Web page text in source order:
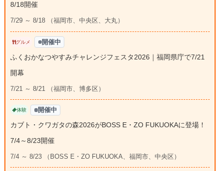
8/18開催
7/29 ～ 8/18 （福岡市、中央区、大丸）
グルメ 開催中
ふくおかなつやすみチャレンジフェスタ2026｜福岡県庁で7/21
開幕
7/21 ～ 8/21 （福岡市、博多区）
体験 開催中
カブト・クワガタの森2026がBOSS E・ZO FUKUOKAに登場！
7/4～8/23開催
7/4 ～ 8/23 （BOSS E・ZO FUKUOKA、福岡市、中央区）